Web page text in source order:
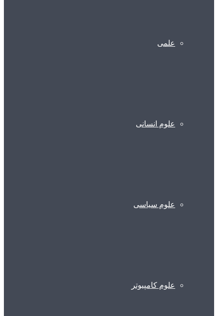
علمی
علوم انسانی
علوم سیاسی
علوم کامپیوتر